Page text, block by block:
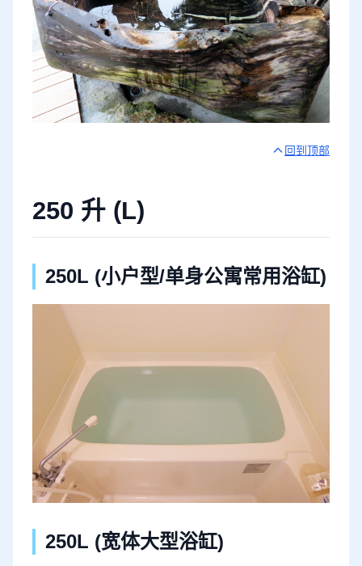
回到顶部
250 升 (L)
250L (小户型/单身公寓常用浴缸)
250L (宽体大型浴缸)